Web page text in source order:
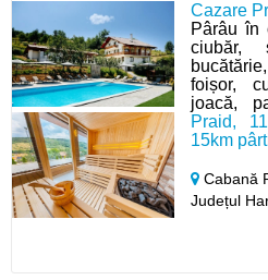
Cazare
Pârâu în
ciubăr,
foișor,
joacă,
Praid,
15km
Cabană
Județul